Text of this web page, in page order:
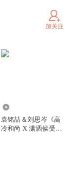
加关注
袁铭喆＆刘思岑《高
冷和尚 X 潇洒侯受》